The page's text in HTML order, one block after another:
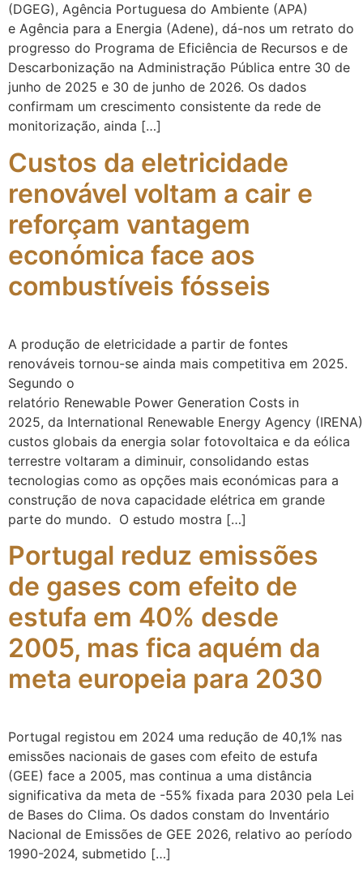
(DGEG), Agência Portuguesa do Ambiente (APA)
e Agência para a Energia (Adene), dá-nos um retrato do
progresso do Programa de Eficiência de Recursos e de
Descarbonização na Administração Pública entre 30 de
junho de 2025 e 30 de junho de 2026. Os dados
confirmam um crescimento consistente da rede de
monitorização, ainda […]
Custos da eletricidade
renovável voltam a cair e
reforçam vantagem
económica face aos
combustíveis fósseis
A produção de eletricidade a partir de fontes
renováveis tornou-se ainda mais competitiva em 2025.
Segundo o
relatório Renewable Power Generation Costs in
2025, da International Renewable Energy Agency
custos globais da energia solar fotovoltaica e da eólica
terrestre voltaram a diminuir, consolidando estas
tecnologias como as opções mais económicas para a
construção de nova capacidade elétrica em grande
parte do mundo. O estudo mostra […]
Portugal reduz emissões
de gases com efeito de
estufa em 40% desde
2005, mas fica aquém da
meta europeia para 2030
Portugal registou em 2024 uma redução de 40,1% nas
emissões nacionais de gases com efeito de estufa
(GEE) face a 2005, mas continua a uma distância
significativa da meta de -55% fixada para 2030 pela Lei
de Bases do Clima. Os dados constam do Inventário
Nacional de Emissões de GEE 2026, relativo ao período
1990-2024, submetido […]